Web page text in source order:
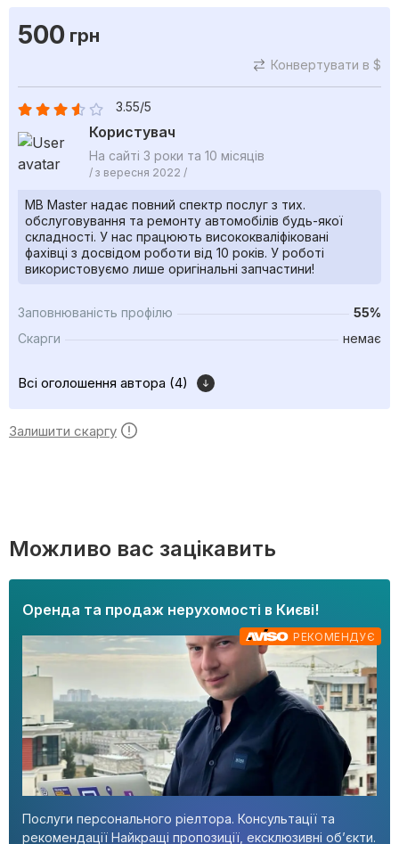
500 грн
Конвертувати в $
3.55/5
Користувач
На сайті 3 роки та 10 місяців
/ з вересня 2022 /
MB Master надає повний спектр послуг з тих.
обслуговування та ремонту автомобілів будь-якої
складності. У нас працюють висококваліфіковані
фахівці з досвідом роботи від 10 років. У роботі
використовуємо лише оригінальні запчастини!
Заповнюваність профілю
55%
Скарги
немає
Всі оголошення автора (4)
Залишити скаргу
Можливо вас зацікавить
Послуги персонального ріелтора. Консультації та
рекомендації Найкращі пропозиції, ексклюзивні об’єкти.
Оренда та продаж нерухомості в Києві!
РЕКОМЕНДУЄ